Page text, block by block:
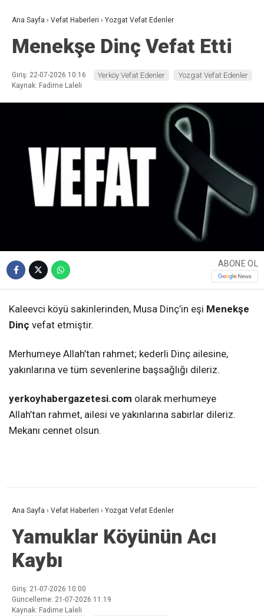
Ana Sayfa › Vefat Haberleri › Yozgat Vefat Edenler
Menekşe Dinç Vefat Etti
Giriş: 22-07-2026 10:16
Kaynak: Fadime Laleli
Yerköy Vefat Edenler Yozgat Vefat Edenler
ABONE OL
Kaleevci köyü sakinlerinden, Musa Dinç’in eşi Menekşe
Dinç vefat etmiştir.
Merhumeye Allah’tan rahmet; kederli Dinç ailesine,
yakınlarına ve tüm sevenlerine başsağlığı dileriz.
yerkoyhabergazetesi.com olarak merhumeye
Allah’tan rahmet, ailesi ve yakınlarına sabırlar dileriz.
Mekanı cennet olsun.
Ana Sayfa › Vefat Haberleri › Yozgat Vefat Edenler
Yamuklar Köyünün Acı
Kaybı
Giriş: 21-07-2026 10:00
Güncelleme: 21-07-2026 11:19
Kaynak: Fadime Laleli